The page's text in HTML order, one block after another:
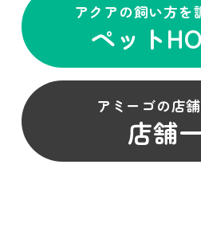
アクアの飼い方を
ペット
アミーゴの店
店舗